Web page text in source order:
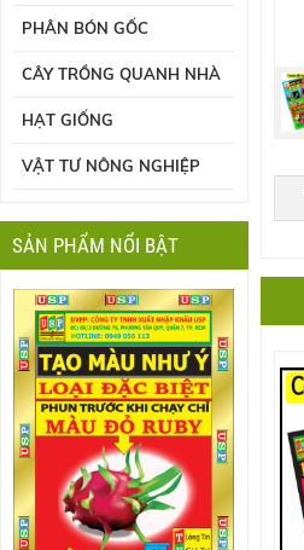
PHÂN BÓN GỐC
CÂY TRỒNG QUANH NHÀ
HẠT GIỐNG
VẬT TƯ NÔNG NGHIỆP
SẢN PHẨM NỔI BẬT